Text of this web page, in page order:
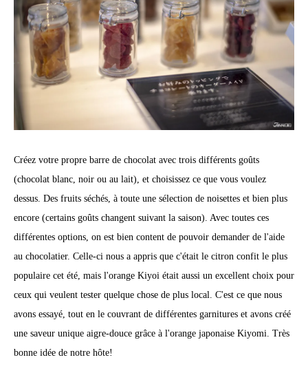
Créez votre propre barre de chocolat avec trois différents goûts
(chocolat blanc, noir ou au lait), et choisissez ce que vous voulez
dessus. Des fruits séchés, à toute une sélection de noisettes et bien plus
encore (certains goûts changent suivant la saison). Avec toutes ces
différentes options, on est bien content de pouvoir demander de l'aide
au chocolatier. Celle-ci nous a appris que c'était le citron confit le plus
populaire cet été, mais l'orange Kiyoi était aussi un excellent choix pour
ceux qui veulent tester quelque chose de plus local. C'est ce que nous
avons essayé, tout en le couvrant de différentes garnitures et avons créé
une saveur unique aigre-douce grâce à l'orange japonaise Kiyomi. Très
bonne idée de notre hôte!